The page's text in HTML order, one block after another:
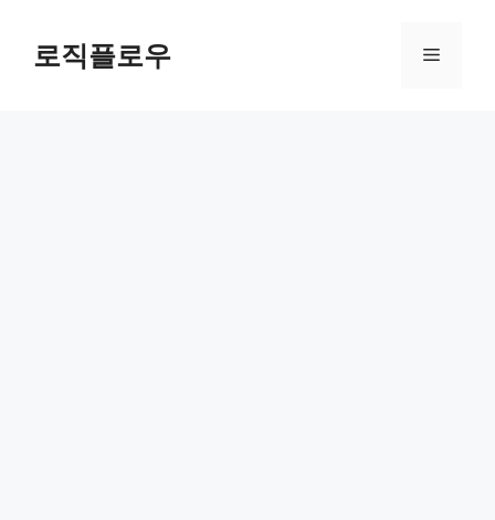
content로직플로우 Menu